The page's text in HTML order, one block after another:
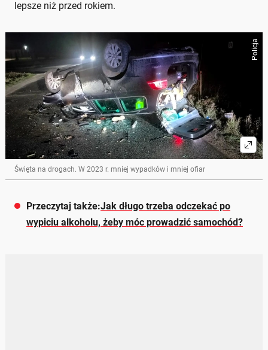
lepsze niż przed rokiem.
Policja
Święta na drogach. W 2023 r. mniej wypadków i mniej ofiar
Przeczytaj także:Jak długo trzeba odczekać po
wypiciu alkoholu, żeby móc prowadzić samochód?